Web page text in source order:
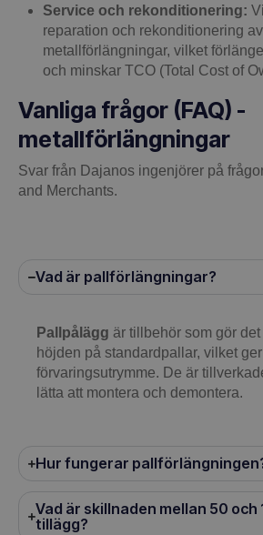
Service och rekonditionering:
reparation och rekonditionering av
metallförlängningar, vilket
och minskar TCO (Total Cost of
Vanliga frågor (FAQ) -
metallförlängningar
Svar från Dajanos ingenjörer på
and Merchants.
Vad är pallförlängningar?
Pallpålägg är tillbehör som gör
höjden på standardpallar, vilket
förvaringsutrymme. De är
lätta att montera och demontera.
Hur fungerar
Vad är skillnaden mellan 50 och
tillägg?